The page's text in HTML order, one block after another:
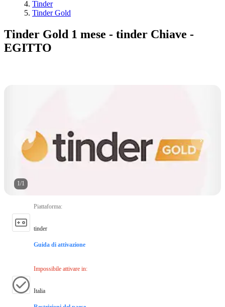
Tinder
Tinder Gold
Tinder Gold 1 mese - tinder Chiave -
EGITTO
1/1
Piattaforma:
tinder
Guida di attivazione
Impossibile attivare in:
Italia